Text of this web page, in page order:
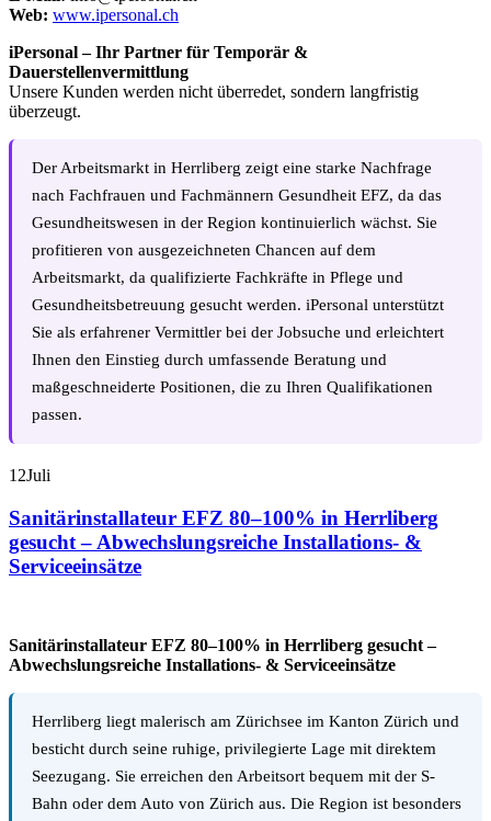
Web: www.ipersonal.ch
iPersonal – Ihr Partner für Temporär &
Dauerstellenvermittlung
Unsere Kunden werden nicht überredet, sondern langfristig
überzeugt.
Der Arbeitsmarkt in Herrliberg zeigt eine starke Nachfrage
nach Fachfrauen und Fachmännern Gesundheit EFZ, da das
Gesundheitswesen in der Region kontinuierlich wächst. Sie
profitieren von ausgezeichneten Chancen auf dem
Arbeitsmarkt, da qualifizierte Fachkräfte in Pflege und
Gesundheitsbetreuung gesucht werden. iPersonal unterstützt
Sie als erfahrener Vermittler bei der Jobsuche und erleichtert
Ihnen den Einstieg durch umfassende Beratung und
maßgeschneiderte Positionen, die zu Ihren Qualifikationen
passen.
12Juli
Sanitärinstallateur EFZ 80–100% in Herrliberg
gesucht – Abwechslungsreiche Installations- &
Serviceeinsätze
Sanitärinstallateur EFZ 80–100% in Herrliberg gesucht –
Abwechslungsreiche Installations- & Serviceeinsätze
Herrliberg liegt malerisch am Zürichsee im Kanton Zürich und
besticht durch seine ruhige, privilegierte Lage mit direktem
Seezugang. Sie erreichen den Arbeitsort bequem mit der S-
Bahn oder dem Auto von Zürich aus. Die Region ist besonders